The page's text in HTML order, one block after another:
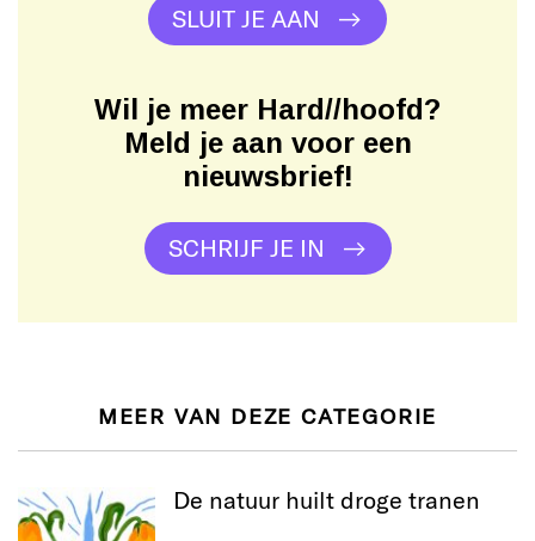
SLUIT JE AAN
Wil je meer Hard//hoofd?
Meld je aan voor een
nieuwsbrief!
SCHRIJF JE IN
MEER VAN DEZE CATEGORIE
De natuur huilt droge tranen